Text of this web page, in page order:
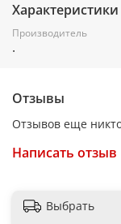
Характеристики
Производитель
.
Отзывы
Отзывов еще
Написать отзыв
Выбрать